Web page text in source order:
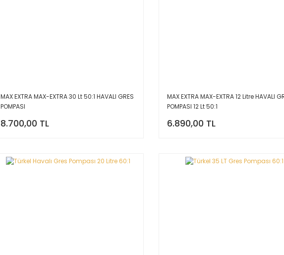
MAX EXTRA MAX-EXTRA 30 Lt 50:1 HAVALI GRES
POMPASI
8.700,00 TL
MAX EXTRA MAX-EXTRA 12 Litre HAVALI
POMPASI 12 Lt 50:1
6.890,00 TL